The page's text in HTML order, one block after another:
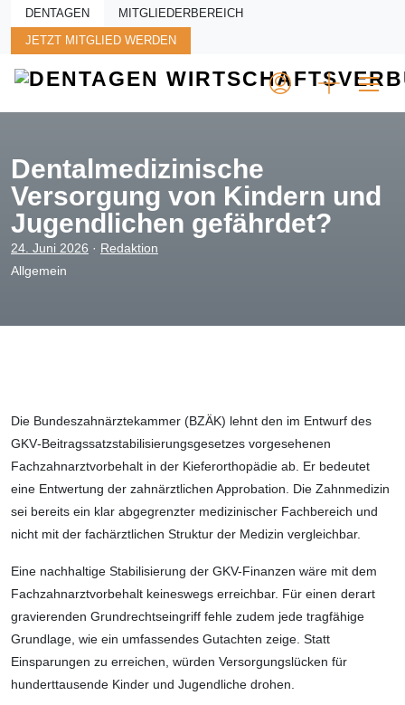
Skip to main content
DENTAGEN MITGLIEDERBEREICH
JETZT MITGLIED WERDEN
Dentalmedizinische
Versorgung von Kindern und
Jugendlichen gefährdet?
24. Juni 2026 · Redaktion
Allgemein
Die Bundeszahnärztekammer (BZÄK) lehnt den im Entwurf des
GKV‑Beitragssatzstabilisierungsgesetzes vorgesehenen
Fachzahnarztvorbehalt in der Kieferorthopädie ab. Er bedeutet
eine Entwertung der zahnärztlichen Approbation. Die Zahnmedizin
sei bereits ein klar abgegrenzter medizinischer Fachbereich und
nicht mit der fachärztlichen Struktur der Medizin vergleichbar.
Eine nachhaltige Stabilisierung der GKV-Finanzen wäre mit dem
Fachzahnarztvorbehalt keineswegs erreichbar. Für einen derart
gravierenden Grundrechtseingriff fehle zudem jede tragfähige
Grundlage, wie ein umfassendes Gutachten zeige. Statt
Einsparungen zu erreichen, würden Versorgungslücken für
hunderttausende Kinder und Jugendliche drohen.